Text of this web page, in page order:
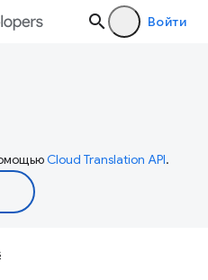
Войти
Cloud Translation API.